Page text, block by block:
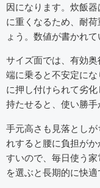
因になります。炊飯
に重くなるため、耐
ょう。数値が書かれ
サイズ面では、有効
端に乗ると不安定に
に押し付けられて劣
持たせると、使い勝手
手元高さも見落とし
れすると腰に負担が
すいので、毎日使う
を選ぶと長期的に快適